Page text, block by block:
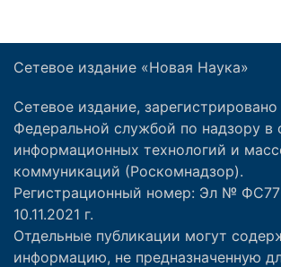
Сетевое издание «Новая Наука»
Сетевое издание, зарегистрировано
Федеральной службой по надзору в
информационных технологий и
коммуникаций (Роскомнадзор).
Регистрационный номер: Эл №
10.11.2021 г.
Отдельные публикации могут
информацию, не предназначенную